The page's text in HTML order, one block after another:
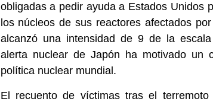
obligadas a pedir ayuda a Estados Unidos
los núcleos de sus reactores afectados
alcanzó una intensidad de 9 de la
alerta nuclear de Japón ha motivado un
política nuclear mundial.
El recuento de víctimas tras el